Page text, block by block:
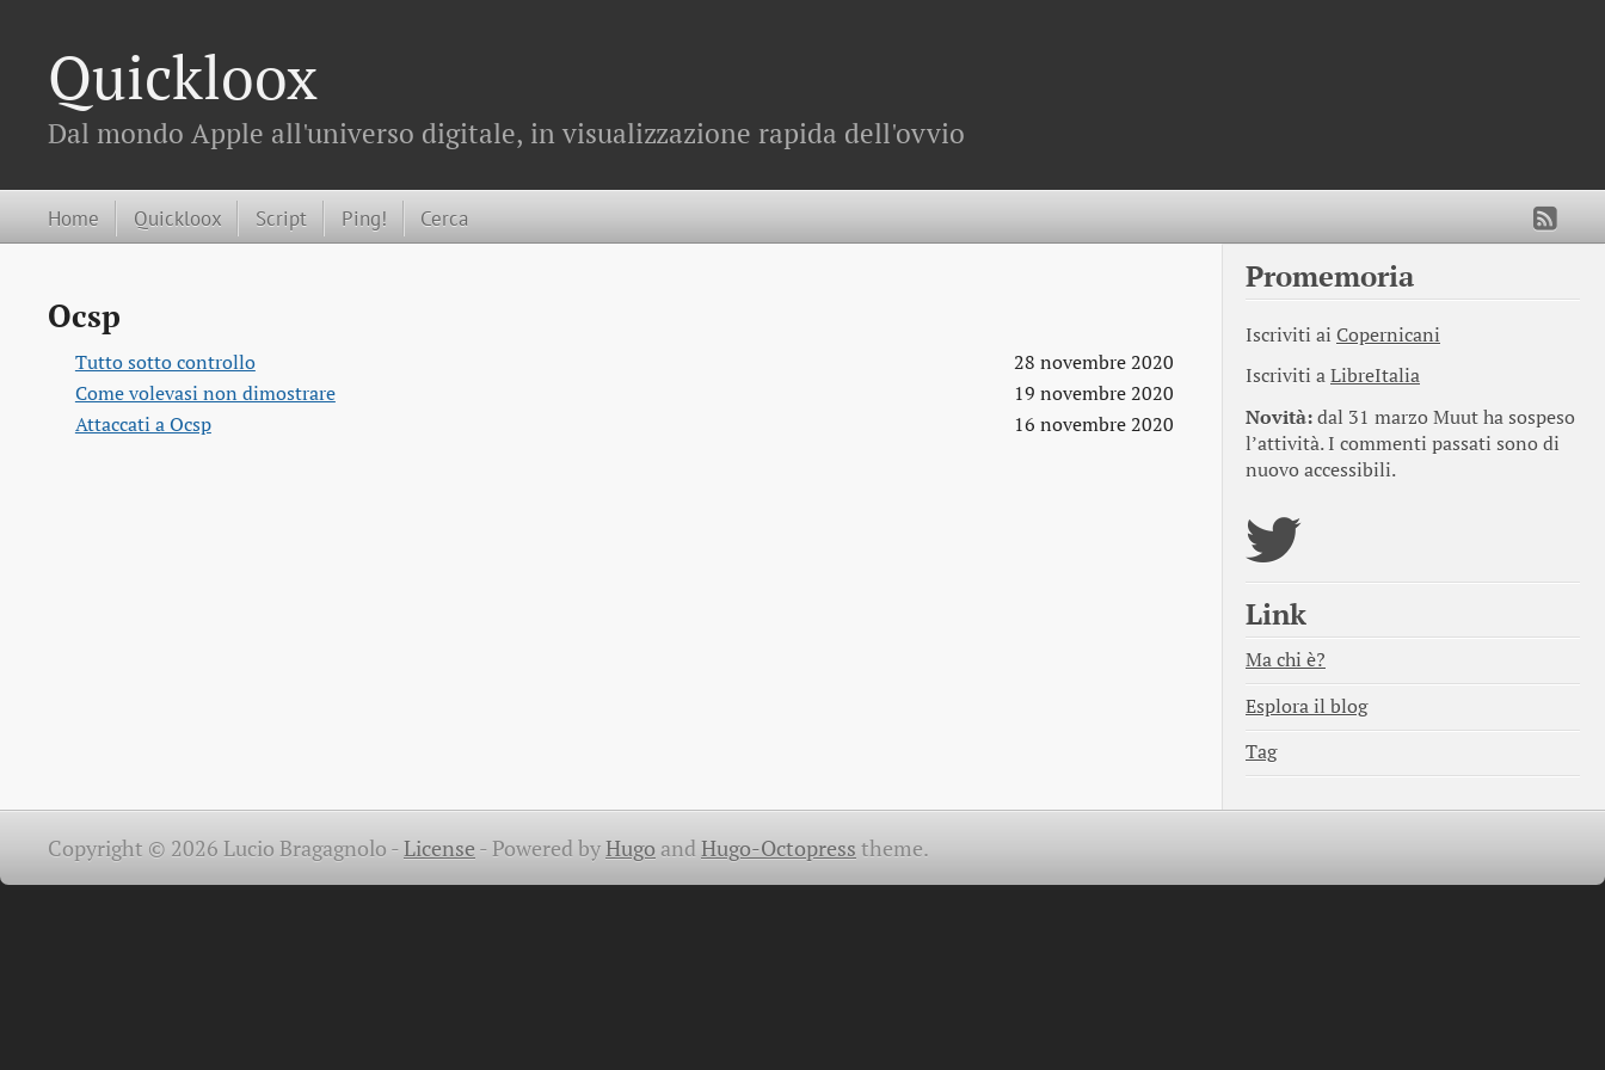
Quickloox
Dal mondo Apple all'universo digitale, in visualizzazione rapida dell'ovvio
Home Quickloox Script Ping! Cerca
Ocsp
Tutto sotto controllo
28 novembre 2020
Come volevasi non dimostrare
19 novembre 2020
Attaccati a Ocsp
16 novembre 2020
Promemoria
Iscriviti ai Copernicani
Iscriviti aLibreItalia
Novità:dal 31 marzo Muut ha sospeso
l’attività. I commenti passati sono di
nuovo accessibili.
Link
Ma chi è?
Esplora il blog
Tag
Copyright © 2026 Lucio Bragagnolo -License -Powered byHugoandHugo-Octopress theme.